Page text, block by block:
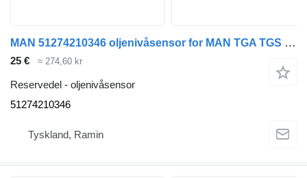
MAN 51274210346 oljenivåsensor for MAN TGA TGS TGX buss
25 € ≈ 274,60 kr
Reservedel - oljenivåsensor
51274210346
Tyskland, Ramin